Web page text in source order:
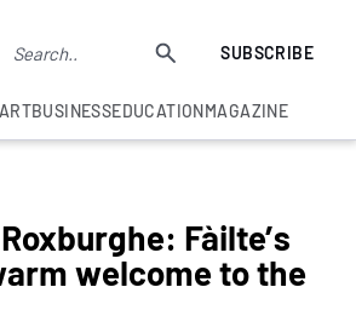
SUBSCRIBE
BUSINESSEDUCATIONMAGAZINE
Roxburghe: Fàilte’s
welcome to the